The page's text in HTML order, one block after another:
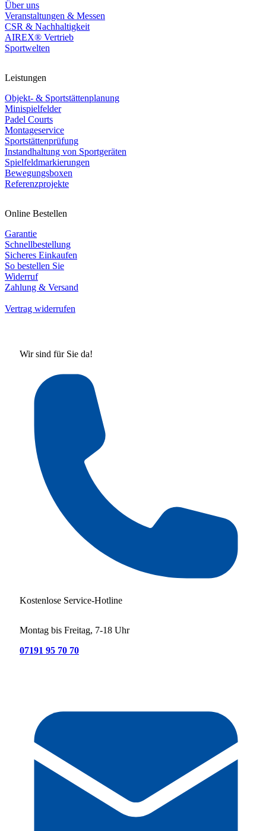
Über uns
Veranstaltungen & Messen
CSR & Nachhaltigkeit
AIREX® Vertrieb
Sportwelten
Leistungen
Objekt- & Sportstättenplanung
Minispielfelder
Padel Courts
Montageservice
Sportstättenprüfung
Instandhaltung von Sportgeräten
Spielfeldmarkierungen
Bewegungsboxen
Referenzprojekte
Online Bestellen
Garantie
Schnellbestellung
Sicheres Einkaufen
So bestellen Sie
Widerruf
Zahlung & Versand
Vertrag widerrufen
Wir sind für Sie da!
Kostenlose Service-Hotline
Montag bis Freitag, 7-18 Uhr
07191 95 70 70